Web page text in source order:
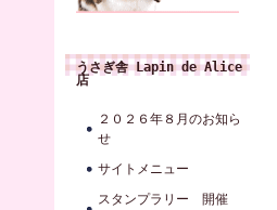
うさぎ舎 Lapin de Alice
店
２０２６年８月のお知ら
せ
サイトメニュー
スタンプラリー 開催